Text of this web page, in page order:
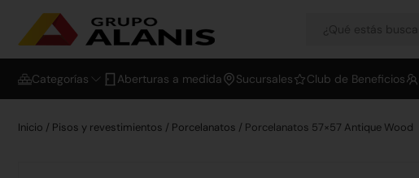
Categorías Aberturas a medida Sucursales Club de Beneficios
Inicio / Pisos y revestimientos / Porcelanatos / Porcelanatos 57×57 Antique Wood